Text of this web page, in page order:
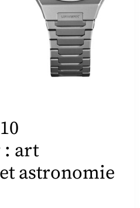
: art
astronomie